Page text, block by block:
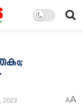
2023 AA